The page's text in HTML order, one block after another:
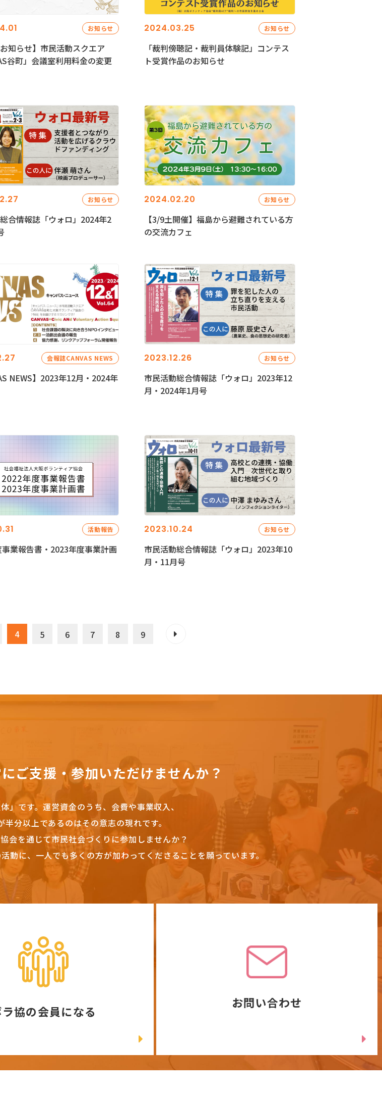
お知らせ
お知らせ】市民活動スクエア
谷町」会議室利用料金の変更
2024.03.25 お知らせ
「裁判傍聴記・裁判員体験記」コンテス
ト受賞作品のお知らせ
お知らせ
合情報誌「ウォロ」2024年2
2024.02.20 お知らせ
【3/9土開催】福島から避難されている方
の交流カフェ
会報誌CANVAS NEWS
NEWS】2023年12月・2024年
2023.12.26 お知らせ
市民活動総合情報誌「ウォロ」2023年12
月・2024年1月号
活動報告
業報告書・2023年度事業計画
2023.10.24 お知らせ
市民活動総合情報誌「ウォロ」2023年10
月・11月号
4 5 6 7 8 9
ご支援・参加いただけませんか？
」です。 運営資金のうち、会費や事業収入、
分以上であるのはその意志の現れです。
会を通じて市民社会づくりに参加しませんか？
動に、一人でも多くの方が加わってくださることを願っています。
協の会員になる
お問い合わせ